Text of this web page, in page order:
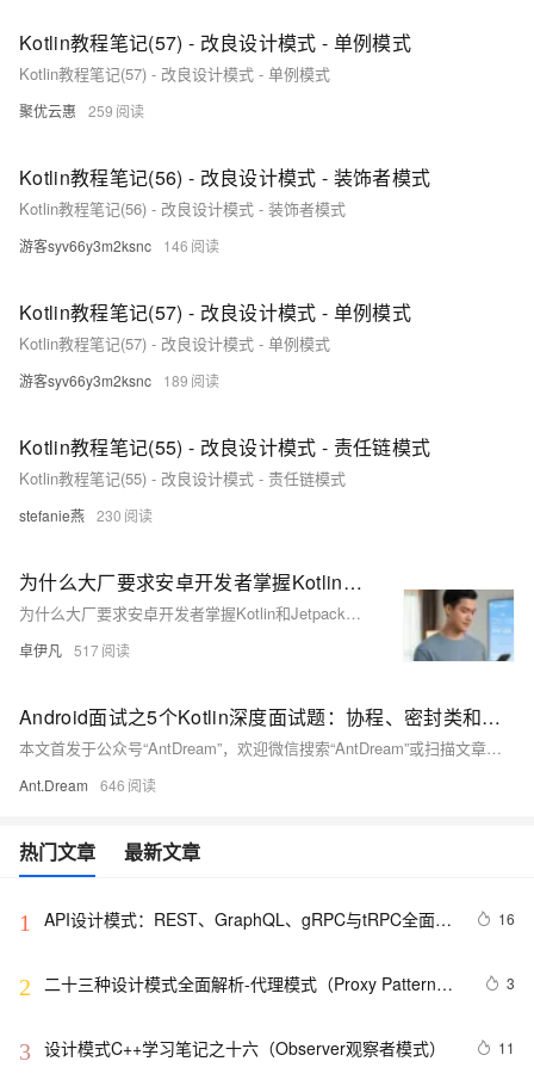
Kotlin教程笔记(57) - 改良设计模式 - 单例模式
Kotlin教程笔记(57) - 改良设计模式 - 单例模式
聚优云惠 259
Kotlin教程笔记(56) - 改良设计模式 - 装饰者模式
Kotlin教程笔记(56) - 改良设计模式 - 装饰者模式
游客syv66y3m2ksnc 146
Kotlin教程笔记(57) - 改良设计模式 - 单例模式
Kotlin教程笔记(57) - 改良设计模式 - 单例模式
游客syv66y3m2ksnc 189
Kotlin教程笔记(55) - 改良设计模式 - 责任链模式
Kotlin教程笔记(55) - 改良设计模式 - 责任链模式
stefanie燕 230
为什么大厂要求安卓开发者掌握Kotlin和Jetpack？深度解析现代Android开发生态优雅草卓伊凡
为什么大厂要求安卓开发者掌握Kotlin和Jetpack？深度解析现代Android开发生态优雅草卓伊凡
卓伊凡 517
Android面试之5个Kotlin深度面试题：协程、密封类和高阶函数
本文首发于公众号“AntDream”，欢迎微信搜索“AntDream”或扫描文章底部二维码关注，和我一起每天进步一点点。文章详细解析了Kotlin中的协程、扩展函数、高阶函数、密封类及`inline`和`reified`关键字在Android开发中的应用，帮助读者更好地理解和使用这些特性。
Ant.Dream 646
热门文章 最新文章
1
API设计模式：REST、GraphQL、gRPC与tRPC全面解
16
2 二十三种设计模式全面解析-代理模式（Proxy Pattern）
3
3 设计模式C++学习笔记之十六（Observer观察者模式） 11